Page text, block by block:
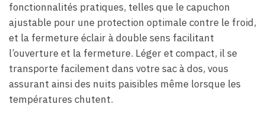
fonctionnalités pratiques, telles que le capuchon
ajustable pour une protection optimale contre le froid,
et la fermeture éclair à double sens facilitant
l’ouverture et la fermeture. Léger et compact, il se
transporte facilement dans votre sac à dos, vous
assurant ainsi des nuits paisibles même lorsque les
températures chutent.